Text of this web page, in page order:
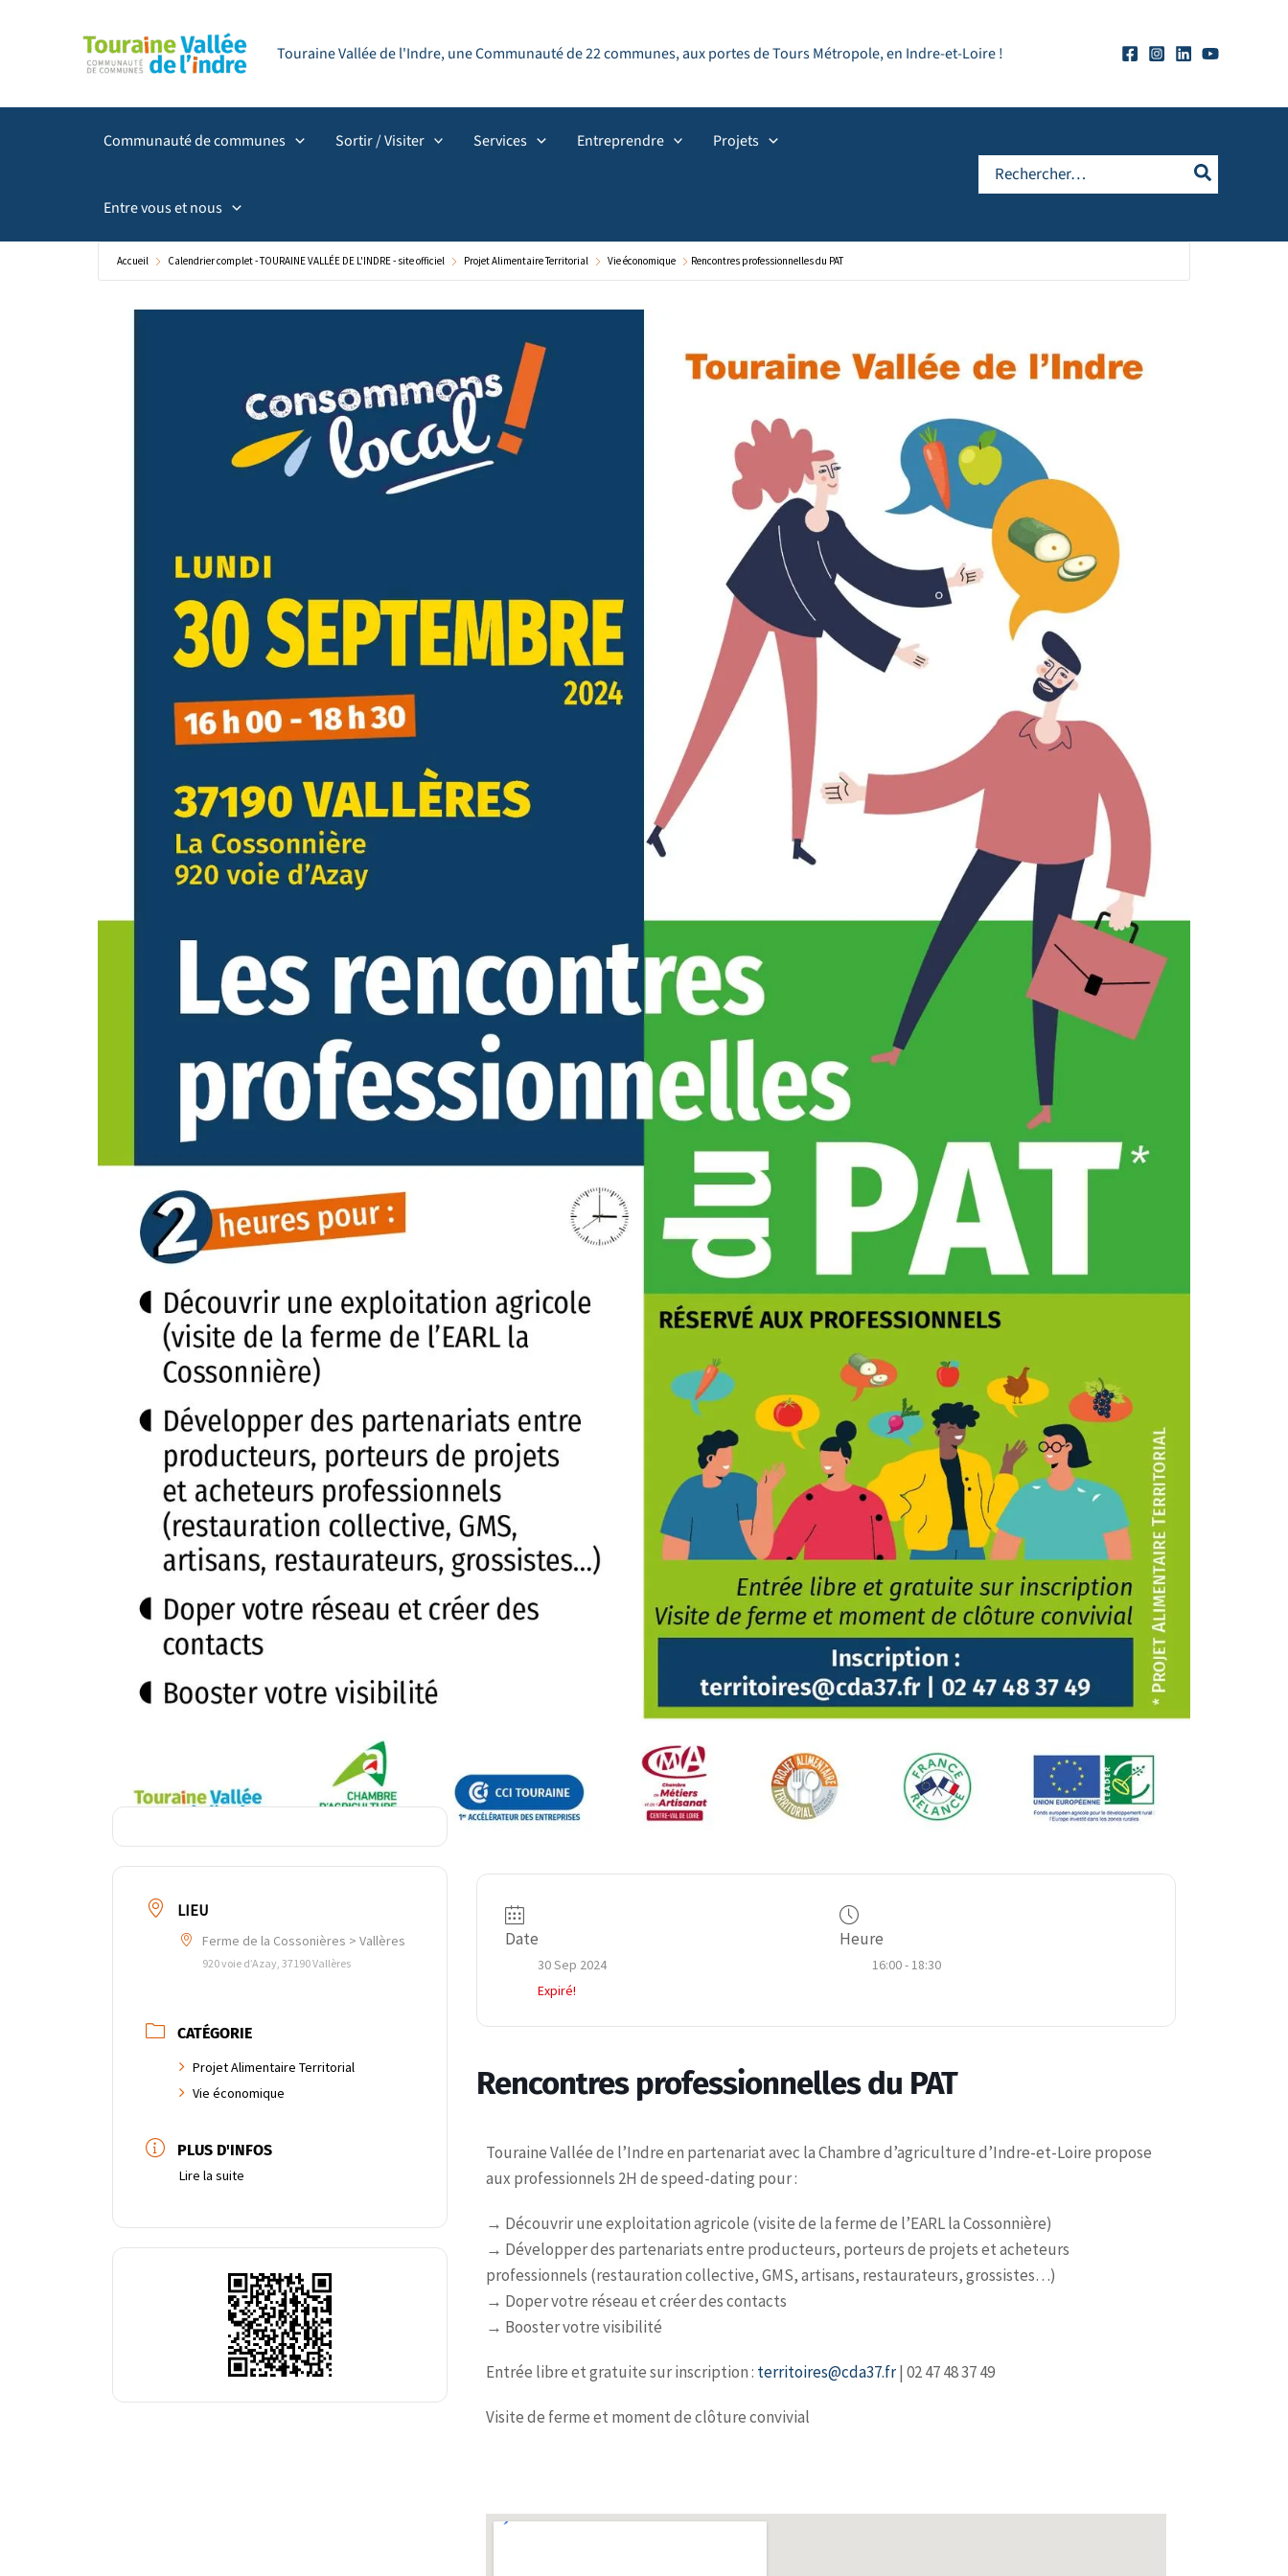
Touraine Vallée de l'Indre, une Communauté de 22 communes, aux portes de Tours Métropole, en Indre-et-Loire !
Communauté de communes Sortir / Visiter Services Entreprendre Projets
Entre vous et nous
Rechercher:
Accueil Calendrier complet - TOURAINE VALLÉE DE L'INDRE - site officiel Projet Alimentaire Territorial Vie économique Rencontres professionnelles du PAT
LIEU
Ferme de la Cossonières > Vallères
920 voie d’Azay, 37190 Vallères
CATÉGORIE
Projet Alimentaire Territorial
Vie économique
PLUS D'INFOS
Lire la suite
Date
30 Sep 2024
Expiré!
Heure
16:00 - 18:30
Rencontres professionnelles du PAT
Touraine Vallée de l’Indre en partenariat avec la Chambre d’agriculture d’Indre-et-Loire propose
aux professionnels 2H de speed-dating pour :
→ Découvrir une exploitation agricole (visite de la ferme de l’EARL la Cossonnière)
→ Développer des partenariats entre producteurs, porteurs de projets et acheteurs
professionnels (restauration collective, GMS, artisans, restaurateurs, grossistes…)
→ Doper votre réseau et créer des contacts
→ Booster votre visibilité
Entrée libre et gratuite sur inscription: territoires@cda37.fr| 02 47 48 37 49
Visite de ferme et moment de clôture convivial